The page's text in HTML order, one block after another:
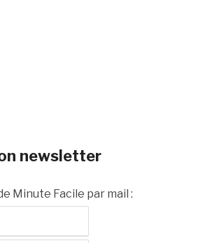
newsletter
Minute Facile par mail :